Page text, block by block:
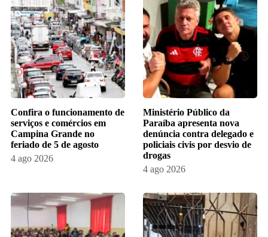
Confira o funcionamento de
serviços e comércios em
Campina Grande no
feriado de 5 de agosto
4 ago 2026
Ministério Público da
Paraíba apresenta nova
denúncia contra delegado e
policiais civis por desvio de
drogas
4 ago 2026